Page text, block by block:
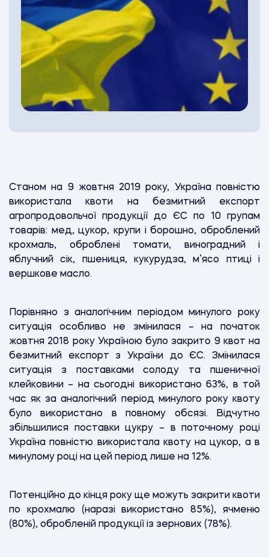
Станом на 9 жовтня 2019 року, Україна повністю
використала квоти на безмитний експорт
агропродовольчої продукції до ЄС по 10 групам
товарів: мед, цукор, крупи і борошно, оброблений
крохмаль, оброблені томати, виноградний і
яблучний сік, пшениця, кукурудза, м’ясо птиці і
вершкове масло.
Порівняно з аналогічним періодом минулого року
ситуація особливо не змінилася – на початок
жовтня 2018 року Україною було закрито 9 квот на
безмитний експорт з України до ЄС. Змінилася
ситуація з поставками солоду та пшеничної
клейковини – на сьогодні використано 63%, в той
час як за аналогічний період минулого року квоту
було використано в повному обсязі. Відчутно
збільшилися поставки цукру – в поточному році
Україна повністю використала квоту на цукор, а в
минулому році на цей період лише на 12%.
Потенційно до кінця року ще можуть закрити квоти
по крохмалю (наразі використано 85%), ячменю
(80%), обробленій продукції із зернових (78%).